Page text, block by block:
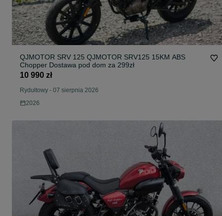
QJMOTOR SRV 125 QJMOTOR SRV125 15KM ABS
Chopper Dostawa pod dom za 299zł
10 990 zł
Rydułtowy - 07 sierpnia 2026
2026